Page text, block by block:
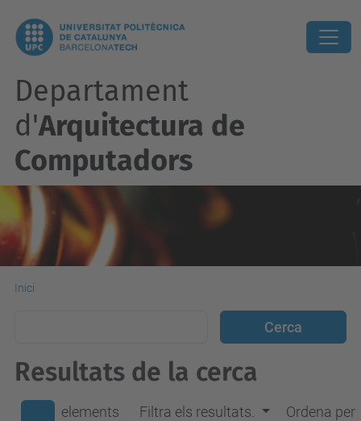
Departament
d'Arquitectura de
Computadors
Inici
Resultats de la cerca
elements
Filtra els resultats. Ordena per